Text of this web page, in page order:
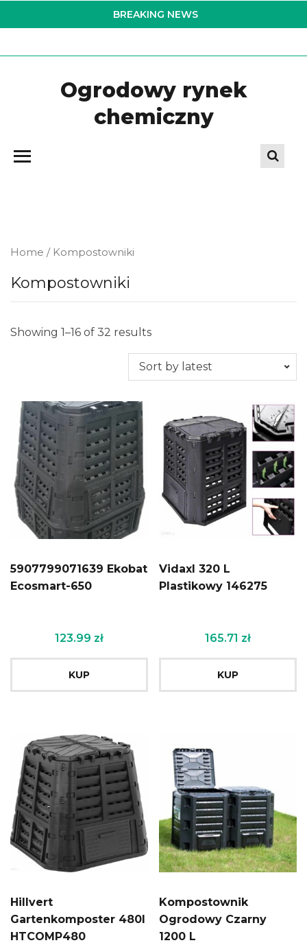
to
BREAKING NEWS
Ogrodowy rynek
chemiczny
Home / Kompostowniki
Kompostowniki
Showing 1–16 of 32 results
5907799071639 Ekobat
Ecosmart-650
123.99 zł
KUP
Vidaxl 320 L
Plastikowy 146275
165.71 zł
KUP
Hillvert
Gartenkomposter 480l
HTCOMP480
Kompostownik
Ogrodowy Czarny
1200 L